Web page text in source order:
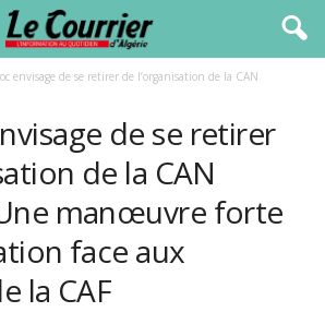
envisage de se retirer de l’organisation de la CAN
de se retirer
de la CAN
manœuvre forte
face aux
la CAF